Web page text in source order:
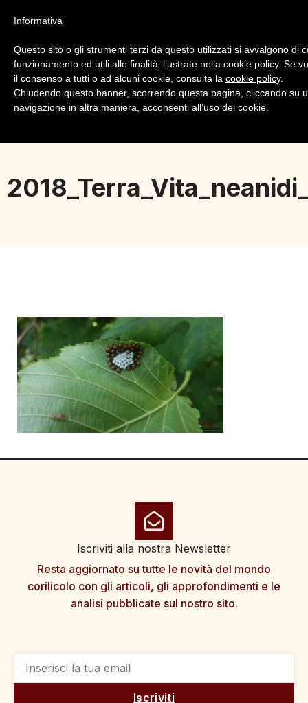
Login Registrazione
Iscriviti alla nostra Newsletter
Resta aggiornato su tutte le novità del mondo
corilicolo con gli articoli, gli approfondimenti e le
analisi pubblicate sul nostro sito.
Iscriviti
Informativa
Questo sito o gli strumenti terzi da questo utilizzati si avvalgono di
funzionamento ed utili alle finalità illustrate nella cookie policy. Se
il consenso a tutti o ad alcuni cookie, consulta la cookie policy.
Chiudendo questo banner, scorrendo questa pagina, cliccando su
navigazione in altra maniera, acconsenti all’uso dei cookie.